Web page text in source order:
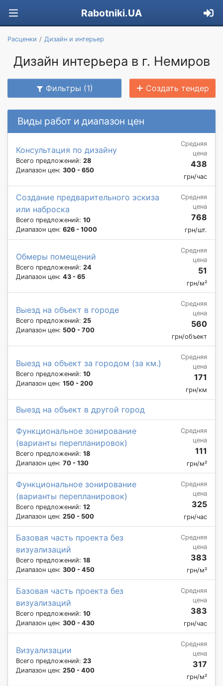
Rabotniki.UA
Расценки Дизайн и интерьер
Дизайн интерьера в г. Немиров
Фильтры (1) Создать тендер
Виды работ и диапазон цен
Консультация по дизайну
Всего предложений: 28
Диапазон цен: 300 - 650
Средняя
цена
438
грн/час
Создание предварительного эскиза
или наброска
Всего предложений: 10
Диапазон цен: 626 - 1000
Средняя
цена
768
грн/шт.
Обмеры помещений
Всего предложений: 24
Диапазон цен: 43 - 65
Средняя
цена
51
грн/м²
Выезд на объект в городе
Всего предложений: 25
Диапазон цен: 500 - 700
Средняя
цена
560
грн/объект
Выезд на объект за городом (за км.)
Всего предложений: 10
Диапазон цен: 150 - 200
Средняя
цена
171
грн/км
Выезд на объект в другой город
Функциональное зонирование
(варианты перепланировок)
Всего предложений: 18
Диапазон цен: 70 - 130
Средняя
цена
111
грн/м²
Функциональное зонирование
(варианты перепланировок)
Всего предложений: 12
Диапазон цен: 250 - 500
Средняя
цена
325
грн/час
Базовая часть проекта без
визуализаций
Всего предложений: 18
Диапазон цен: 300 - 450
Средняя
цена
383
грн/м²
Базовая часть проекта без
визуализаций
Всего предложений: 10
Диапазон цен: 300 - 430
Средняя
цена
383
грн/час
Визуализации
Всего предложений: 23
Диапазон цен: 250 - 400
Средняя
цена
317
грн/м²